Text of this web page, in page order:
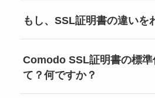
もし、SSL証明書の違いを
Comodo SSL証明書の標準
て？何ですか？